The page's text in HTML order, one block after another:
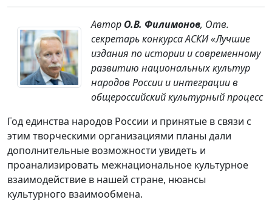
Автор О.В. Филимонов, Отв.
секретарь конкурса АСКИ «Лучшие
издания по истории и современному
развитию национальных культур
народов России и интеграции в
общероссийский культурный процесс
Год единства народов России и принятые в связи с
этим творческими организациями планы дали
дополнительные возможности увидеть и
проанализировать межнациональное культурное
взаимодействие в нашей стране, нюансы
культурного взаимообмена.